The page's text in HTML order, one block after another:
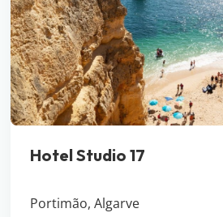
Hotel Studio 17
Portimão, Algarve